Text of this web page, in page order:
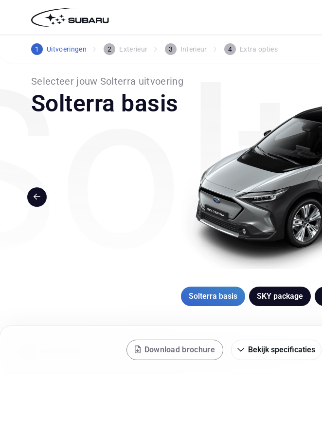
1 Uitvoeringen 2 Exterieur 3 Interieur 4 Extra opties
Selecteer jouw Solterra uitvoering
Solterra basis
Solterra basis SKY package
Download brochure Bekijk specificaties